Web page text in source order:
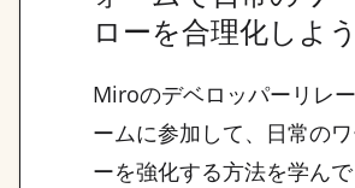
ローを合理化しよう
Miroのデベロッパーリレ
ームに参加して、日常の
ーを強化する方法を学ん